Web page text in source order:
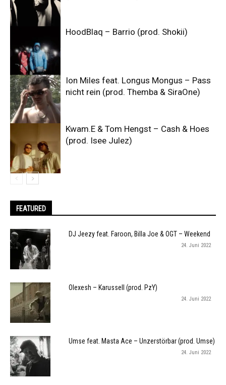
HoodBlaq – Barrio (prod. Shokii)
Ion Miles feat. Longus Mongus – Pass
nicht rein (prod. Themba & SiraOne)
Kwam.E & Tom Hengst – Cash & Hoes
(prod. Isee Julez)
FEATURED
DJ Jeezy feat. Faroon, Billa Joe & OGT – Weekend
24. Juni 2022
Olexesh – Karussell (prod. PzY)
24. Juni 2022
Umse feat. Masta Ace – Unzerstörbar (prod. Umse)
24. Juni 2022